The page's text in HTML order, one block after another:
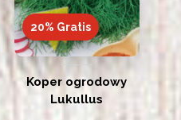
20% Gratis
Koper ogrodowy
Lukullus